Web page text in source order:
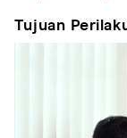
Tujuan